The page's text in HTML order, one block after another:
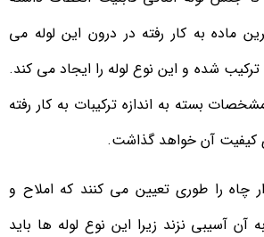
ماده به کار رفته در درون این لوله می
شده و این نوع لوله را ایجاد می کند.
بسته به اندازه ترکیبات به کار رفته
کیفیت آن خواهد گذاشت.
چاه را طوری تعیین می کنند که املاح و
آسیبی نزند زیرا این نوع لوله ها باید